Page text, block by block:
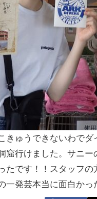
きゅうできないわで
窟行けました。サニ
たです！！スタッフ
発芸本当に面白か